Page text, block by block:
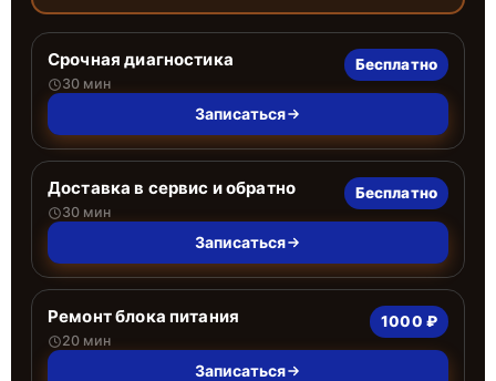
Срочная диагностика
30 мин
Бесплатно
Записаться
Доставка в сервис и обратно
30 мин
Бесплатно
Записаться
Ремонт блока питания
20 мин
1000 ₽
Записаться